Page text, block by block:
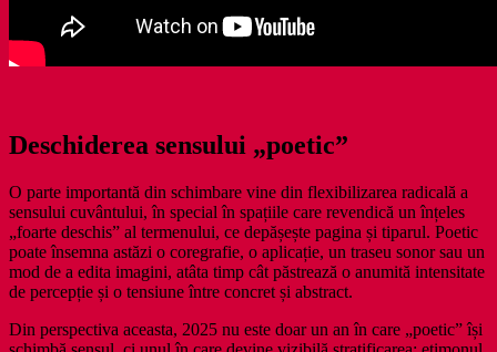
Deschiderea sensului „poetic”
O parte importantă din schimbare vine din flexibilizarea radicală a
sensului cuvântului, în special în spațiile care revendică un înțeles
„foarte deschis” al termenului, ce depășește pagina și tiparul. Poetic
poate însemna astăzi o coregrafie, o aplicație, un traseu sonor sau un
mod de a edita imagini, atâta timp cât păstrează o anumită intensitate
de percepție și o tensiune între concret și abstract.
Din perspectiva aceasta, 2025 nu este doar un an în care „poetic” își